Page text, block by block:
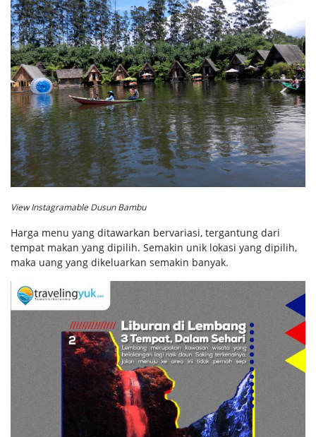
View Instagramable Dusun Bambu
Harga menu yang ditawarkan bervariasi, tergantung dari
tempat makan yang dipilih. Semakin unik lokasi yang dipilih,
maka uang yang dikeluarkan semakin banyak.